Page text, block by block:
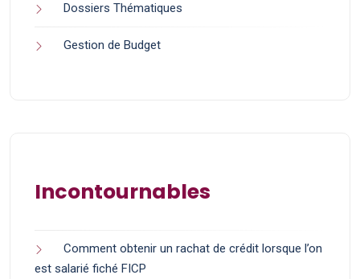
Dossiers Thématiques
Gestion de Budget
Incontournables
Comment obtenir un rachat de crédit lorsque l’on
est salarié fiché FICP